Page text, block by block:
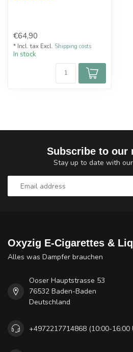
€64,90
* Incl. tax Excl. Shipping costs
In stock
Subscribe to our
Stay up to date with
Oxyzig E-Cigarettes &
Alles was Dampfer brauchen
Ooser Hauptstrasse 53
76532 Baden-Baden
Deutschland
+4972217714868 (10:00-16:00